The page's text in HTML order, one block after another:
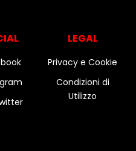
LEGAL
Privacy e Cookie
Condizioni di
Utilizzo